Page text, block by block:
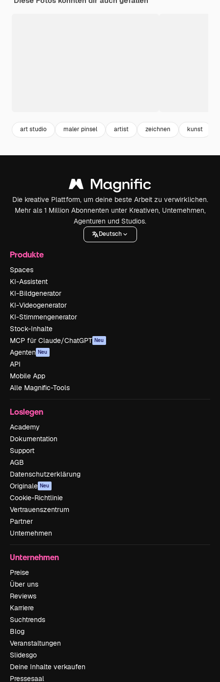
art studio maler pinsel artist zeichnen kunst
Die kreative Plattform, um deine beste Arbeit zu verwirklichen.
Mehr als 1 Million Abonnenten unter Kreativen, Unternehmen,
Agenturen und Studios.
Deutsch
Produkte
Spaces
KI-Assistent
KI-Bildgenerator
KI-Videogenerator
KI-Stimmengenerator
Stock-Inhalte
MCP für Claude/ChatGPT Neu
Agenten Neu
API
Mobile App
Alle Magnific-Tools
Loslegen
Academy
Dokumentation
Support
AGB
Datenschutzerklärung
Originale Neu
Cookie-Richtlinie
Vertrauenszentrum
Partner
Unternehmen
Unternehmen
Preise
Über uns
Reviews
Karriere
Suchtrends
Blog
Veranstaltungen
Slidesgo
Deine Inhalte verkaufen
Pressesaal